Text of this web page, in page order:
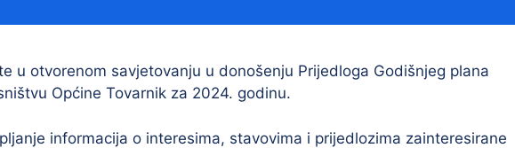
Sponzorstva i donacije
Procedure
Službeni vjesnik
u otvorenom savjetovanju u donošenju Prijedloga Godišnjeg plana
Općine Tovarnik za 2024. godinu.
informacija o interesima, stavovima i prijedlozima zainteresirane